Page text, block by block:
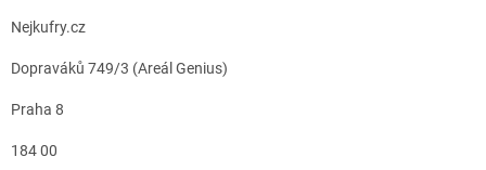
Nejkufry.cz
Dopraváků 749/3 (Areál Genius)
Praha 8
184 00